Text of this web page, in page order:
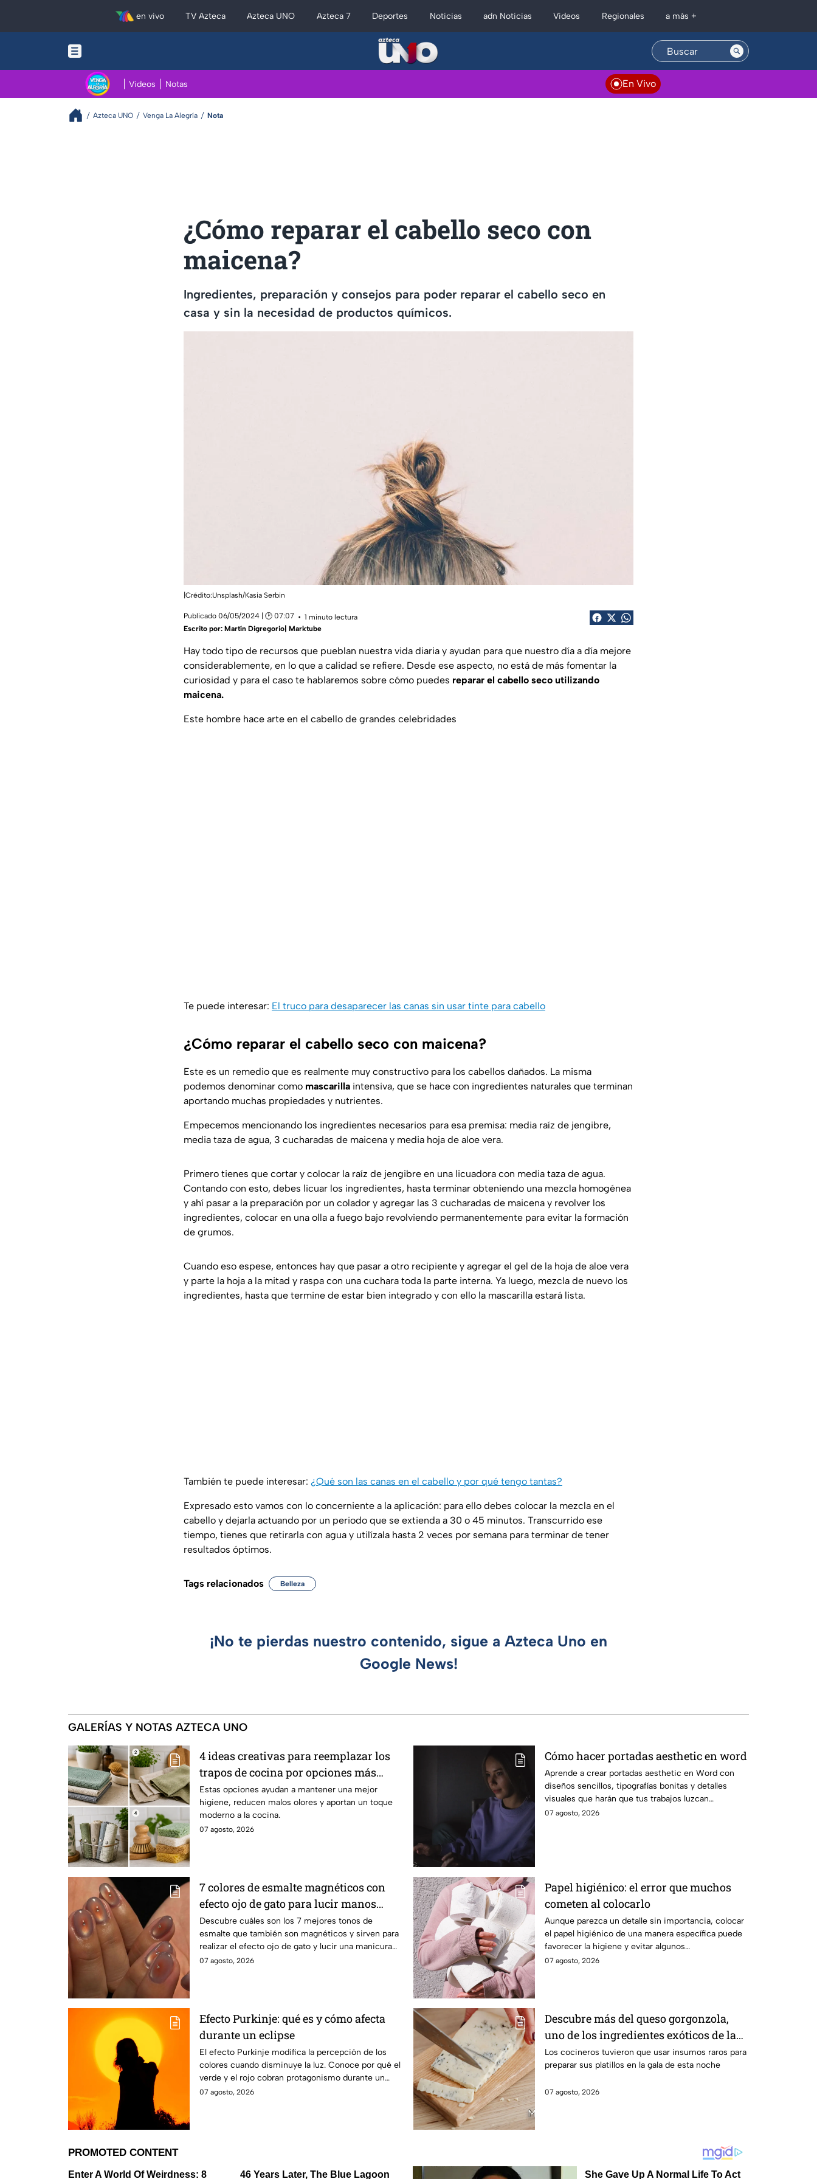
en vivo TV Azteca Azteca UNO Azteca 7 Deportes Noticias adn Noticias Videos Regionales a más +
Videos Notas En Vivo
Azteca UNO Venga La Alegría Nota
¿Cómo reparar el cabello seco con
maicena?
Ingredientes, preparación y consejos para poder reparar el cabello seco en
casa y sin la necesidad de productos químicos.
|Crédito:Unsplash/Kasia Serbin
Publicado 06/05/2024 | 🕑 07:07
1 minuto lectura
Escrito por: Martín Digregorio| Marktube
Hay todo tipo de recursos que pueblan nuestra vida diaria y ayudan para que nuestro día a día mejore
considerablemente, en lo que a calidad se refiere. Desde ese aspecto, no está de más fomentar la
curiosidad y para el caso te hablaremos sobre cómo puedes reparar el cabello seco utilizando
maicena.
Este hombre hace arte en el cabello de grandes celebridades
Te puede interesar: El truco para desaparecer las canas sin usar tinte para cabello
¿Cómo reparar el cabello seco con maicena?
Este es un remedio que es realmente muy constructivo para los cabellos dañados. La misma
podemos denominar como mascarilla intensiva, que se hace con ingredientes naturales que terminan
aportando muchas propiedades y nutrientes.
Empecemos mencionando los ingredientes necesarios para esa premisa: media raíz de jengibre,
media taza de agua, 3 cucharadas de maicena y media hoja de aloe vera.
Primero tienes que cortar y colocar la raíz de jengibre en una licuadora con media taza de agua.
Contando con esto, debes licuar los ingredientes, hasta terminar obteniendo una mezcla homogénea
y ahí pasar a la preparación por un colador y agregar las 3 cucharadas de maicena y revolver los
ingredientes, colocar en una olla a fuego bajo revolviendo permanentemente para evitar la formación
de grumos.
Cuando eso espese, entonces hay que pasar a otro recipiente y agregar el gel de la hoja de aloe vera
y parte la hoja a la mitad y raspa con una cuchara toda la parte interna. Ya luego, mezcla de nuevo los
ingredientes, hasta que termine de estar bien integrado y con ello la mascarilla estará lista.
También te puede interesar: ¿Qué son las canas en el cabello y por qué tengo tantas?
Expresado esto vamos con lo concerniente a la aplicación: para ello debes colocar la mezcla en el
cabello y dejarla actuando por un periodo que se extienda a 30 o 45 minutos. Transcurrido ese
tiempo, tienes que retirarla con agua y utilízala hasta 2 veces por semana para terminar de tener
resultados óptimos.
Tags relacionados Belleza
¡No te pierdas nuestro contenido, sigue a Azteca Uno en
Google News!
GALERÍAS Y NOTAS AZTECA UNO
4 ideas creativas para reemplazar los
trapos de cocina por opciones más
saludables, modernas y elegantes
Estas opciones ayudan a mantener una mejor
higiene, reducen malos olores y aportan un toque
moderno a la cocina.
07 agosto, 2026
Cómo hacer portadas aesthetic en word
Aprende a crear portadas aesthetic en Word con
diseños sencillos, tipografías bonitas y detalles
visuales que harán que tus trabajos luzcan
originales.
07 agosto, 2026
7 colores de esmalte magnéticos con
efecto ojo de gato para lucir manos
elegantes
Descubre cuáles son los 7 mejores tonos de
esmalte que también son magnéticos y sirven para
realizar el efecto ojo de gato y lucir una manicura
moderna
07 agosto, 2026
Papel higiénico: el error que muchos
cometen al colocarlo
Aunque parezca un detalle sin importancia, colocar
el papel higiénico de una manera específica puede
favorecer la higiene y evitar algunos
inconvenientes.
07 agosto, 2026
Efecto Purkinje: qué es y cómo afecta
durante un eclipse
El efecto Purkinje modifica la percepción de los
colores cuando disminuye la luz. Conoce por qué el
verde y el rojo cobran protagonismo durante un
eclipse.
07 agosto, 2026
Descubre más del queso gorgonzola,
uno de los ingredientes exóticos de la
gala de salvación de MasterChef 24/7
Los cocineros tuvieron que usar insumos raros para
preparar sus platillos en la gala de esta noche
07 agosto, 2026